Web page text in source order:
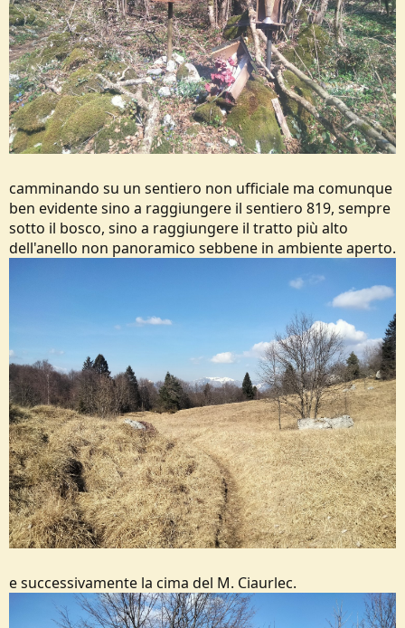
camminando su un sentiero non ufficiale ma comunque
ben evidente sino a raggiungere il sentiero 819, sempre
sotto il bosco, sino a raggiungere il tratto più alto
dell'anello non panoramico sebbene in ambiente aperto.
e successivamente la cima del M. Ciaurlec.